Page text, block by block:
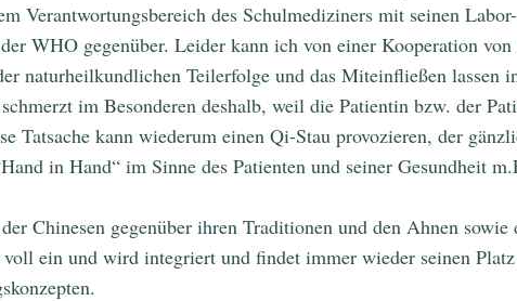
Verantwortungsbereich des Schulmediziners mit seinen
WHO gegenüber. Leider kann ich von einer Kooperation
naturheilkundlichen Teilerfolge und das Miteinfließen lassen
im Besonderen deshalb, weil die Patientin bzw. der
Tatsache kann wiederum einen Qi-Stau provozieren, der
in Hand“ im Sinne des Patienten und seiner Gesundheit
Chinesen gegenüber ihren Traditionen und den Ahnen
ein und wird integriert und findet immer wieder seinen